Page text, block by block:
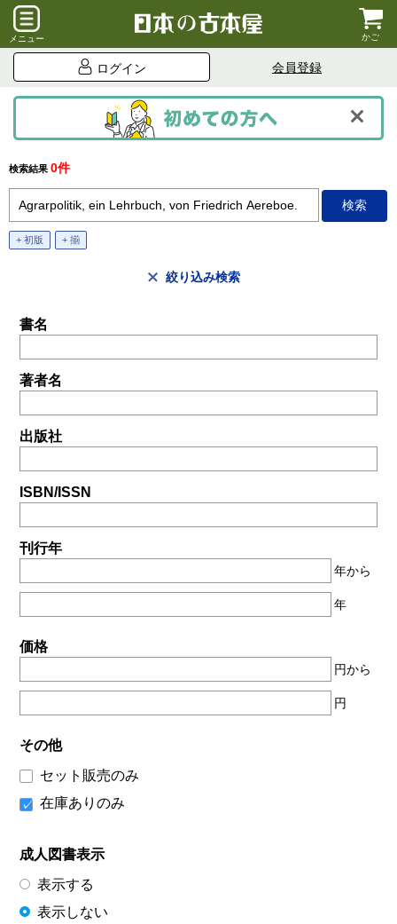
メニュー かご
ログイン 会員登録
検索結果 0件
+ 初版 + 揃
絞り込み検索
書名
著者名
出版社
ISBN/ISSN
刊行年
年から
年
価格
円から
円
その他
セット販売のみ
在庫ありのみ
成人図書表示
表示する
表示しない